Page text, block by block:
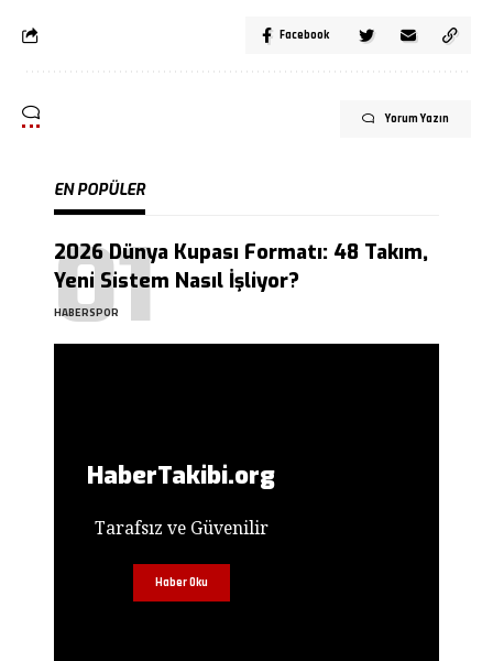
Facebook
Yorum Yazın
EN POPÜLER
2026 Dünya Kupası Formatı: 48 Takım,
Yeni Sistem Nasıl İşliyor?
HABERSPOR
HaberTakibi.org
Tarafsız ve Güvenilir
Haber Oku